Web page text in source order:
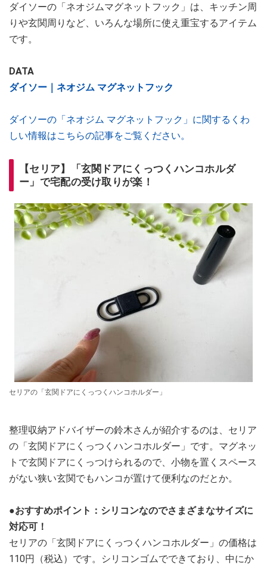
ダイソーの「ネオジムマグネットフック」は、キッチン周
りや玄関周りなど、いろんな場所に使え重宝するアイテム
です。
DATA
ダイソー｜ネオジム マグネットフック
ダイソーの「ネオジム マグネットフック」に関するくわ
しい情報はこちらの記事をご覧ください。
【セリア】「玄関ドアにくっつくハンコホルダ
ー」で宅配の受け取りが楽！
セリアの「玄関ドアにくっつくハンコホルダー」
整理収納アドバイザーの鈴木さんが紹介するのは、セリア
の「玄関ドアにくっつくハンコホルダー」です。マグネッ
トで玄関ドアにくっつけられるので、小物を置くスペース
がない狭い玄関でもハンコが置けて便利なのだとか。
●おすすめポイント：シリコンなのでさまざまなサイズに
対応可！
セリアの「玄関ドアにくっつくハンコホルダー」の価格は
110円（税込）です。シリコンゴムでできており、中にか